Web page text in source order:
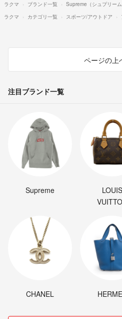
ラクマ ブランド一覧 Supreme（シュプリーム
ラクマ
カテゴリ一覧 スポーツ/アウトドア
ページの上
注目ブランド一覧
Supreme
LOUIS
CHANEL